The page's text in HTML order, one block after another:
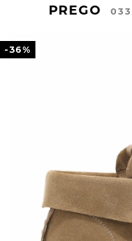
PREGO
-36%